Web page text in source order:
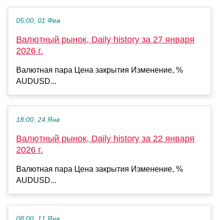
05:00, 01 Фев
Валютный рынок, Daily history за 27 января
2026 г.
Валютная пара Цена закрытия Изменение, %
AUDUSD...
18:00, 24 Янв
Валютный рынок, Daily history за 22 января
2026 г.
Валютная пара Цена закрытия Изменение, %
AUDUSD...